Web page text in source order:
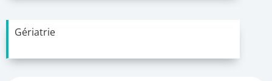
Gériatrie